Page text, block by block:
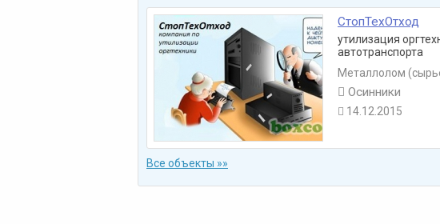
СтопТехОтход
утилизация
автотранспорта
Металлолом
 Осинники
 14.12.2015
Все объекты »»